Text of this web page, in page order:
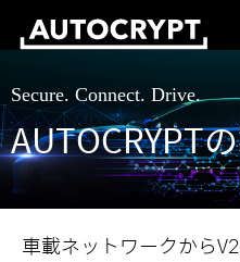
Secure. Connect. Drive.
AUTOCRYPT
車載ネットワークから